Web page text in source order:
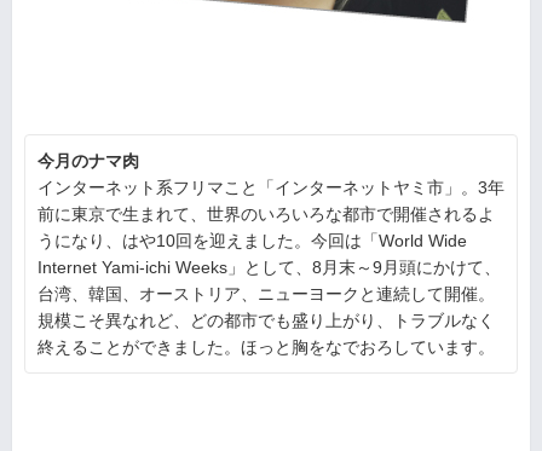
今月のナマ肉
インターネット系フリマこと「インターネットヤミ市」。3年
前に東京で生まれて、世界のいろいろな都市で開催されるよ
うになり、はや10回を迎えました。今回は「World Wide
Internet Yami-ichi Weeks」として、8月末～9月頭にかけて、
台湾、韓国、オーストリア、ニューヨークと連続して開催。
規模こそ異なれど、どの都市でも盛り上がり、トラブルなく
終えることができました。ほっと胸をなでおろしています。